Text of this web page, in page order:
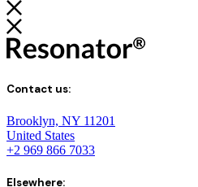
Contact us:
Brooklyn, NY 11201
United States
+2 969 866 7033
Elsewhere: